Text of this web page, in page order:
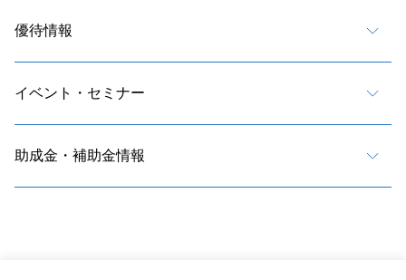
優待情報
イベント・セミナー
助成金・補助金情報